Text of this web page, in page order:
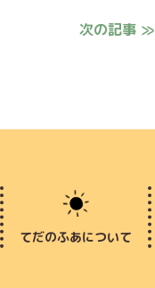
次の記事 ≫
てだのふあについて